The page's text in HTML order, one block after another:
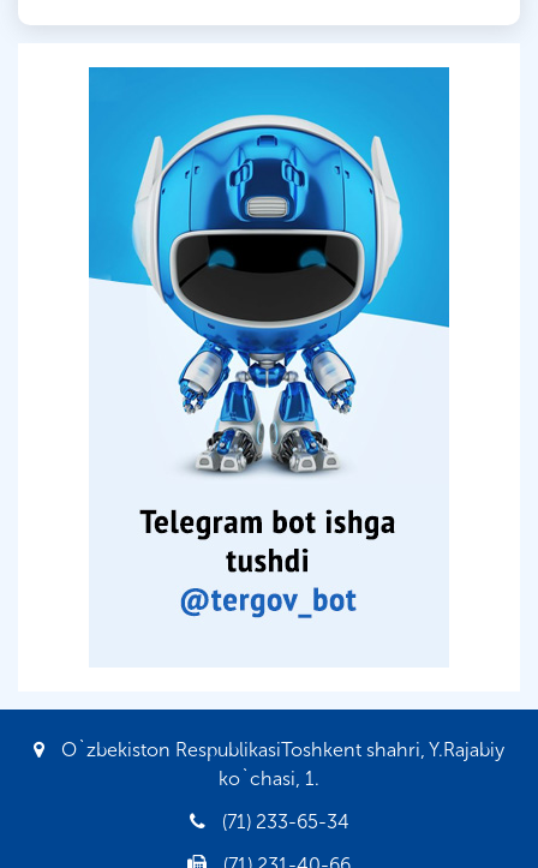
O`zbekiston RespublikasiToshkent shahri, Y.Rajabiy
ko`chasi, 1.
(71) 233-65-34